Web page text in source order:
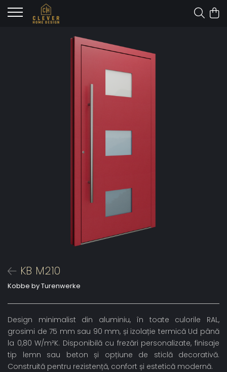
KB M210
Kobbe by Turenwerke
Design minimalist din aluminiu, în toate culorile RAL,
grosimi de 75 mm sau 90 mm, și izolație termică Ud până
la 0,80 W/m²K. Disponibilă cu frezări personalizate, finisaje
tip lemn sau beton și opțiune de sticlă decorativă.
Construită pentru rezistență, confort și estetică modernă.